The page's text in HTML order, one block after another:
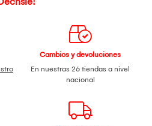
Cambios y devoluciones
En nuestras 26 tiendas a nivel
nacional